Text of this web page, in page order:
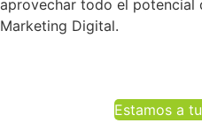
aprovechar todo el potencial
Marketing Digital.
Estamos a